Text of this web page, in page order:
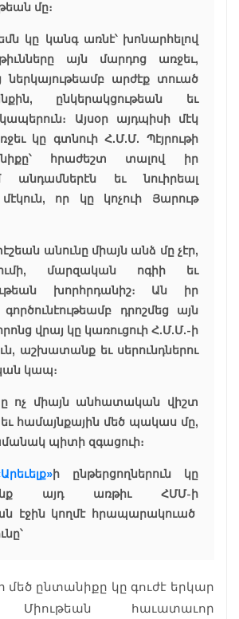
մը։
կը կանգ առնէ՝ խոնարհելով
այն մարդոց առջեւ,
ներկայութեամբ արժէք տուած
ընկերակցութեան եւ
Այսօր այդպիսի մէկ
կը գտնուի Հ.Մ.Մ. Պէյրութի
հրաժեշտ տալով իր
անդամներէն եւ նուիրեալ
մէկուն, որ կը կոչուի Յարութ
անունը միայն անձ մը չէր,
մարզական ոգիի եւ
խորհրդանիշ։ Ան իր
դրոշմեց այն
վրայ կը կառուցուի Հ.Մ.Մ.-ի
աշխատանք եւ սերունդներու
կապ։
ոչ միայն անհատական վիշտ
համայնքային մեծ պակաս մը,
պիտի զգացուի։
ի ընթերցողներուն կը
այդ առթիւ ՀՄՄ-ի
էջին կողմէ հրապարակուած
մեծ ընտանիքը կը գուժէ երկար
Միութեան հաւատաւոր